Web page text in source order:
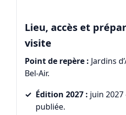
Lieu, accès et
visite
Point de repère : Jardins
Bel-Air.
Édition 2027 : juin
publiée.